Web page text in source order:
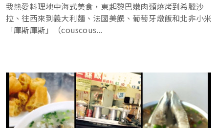
我熱愛料理地中海式美食，東起黎巴嫩肉類燒烤到希臘沙
拉、往西來到義大利麵、法國美饌、葡萄牙燉飯和北非小米
「庫斯庫斯」（couscous...